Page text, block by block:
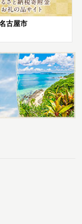
古屋市